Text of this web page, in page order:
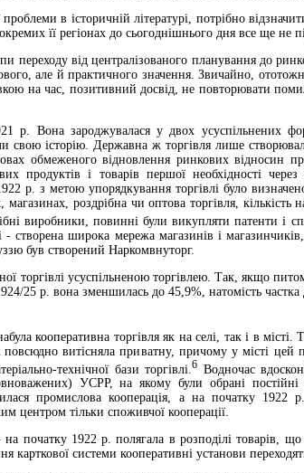
в історичній літературі, потрібно
її регіонах до сьогоднішнього дня все ще
від централізованого планування до
але й практичного значення. Звичайно,
на час, позитивний досвід, не повторювати
р. Вона зароджувалася у двох усуспільнених
свою історію. Державна ж торгівля лише
обмеженого відновлення ринкових відносин
продуктів і товарів першої необхідності
р. з метою упорядкування торгівлі було
магазинах, роздрібна чи оптова торгівля,
виробники, повинні були викупляти патенти і
- створена широка мережа магазинів і
був створений Наркомвнуторг.
усуспільненою торгівлею. Так, якщо
25 р. вона зменшилась до 45,9%, натомість частка
кооперативна торгівля як на селі, так і в місті.
витісняла приватну, причому у місті цей
технічної бази торгівлі.6 Водночас
УСРР, на якому були обрані постійні
промислова кооперація, а на початку 1922 р.
центром тільки споживчої кооперації.
на початку 1922 р. полягала в розподілі товарів,
системи кооперативні установи